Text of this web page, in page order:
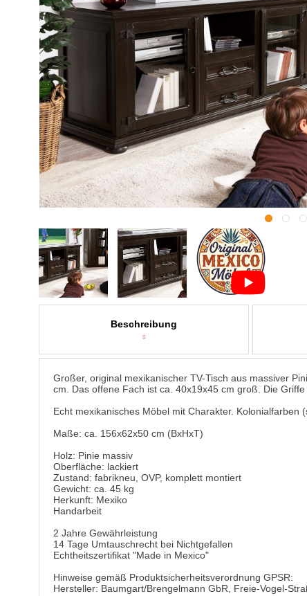
Beschreibung
Großer, original mexikanischer TV-Tisch aus massiver
cm. Das offene Fach ist ca. 40x19x45 cm groß. Die
Echt mexikanisches Möbel mit Charakter.
Maße: ca. 156x62x50 cm (BxHxT)
Holz: Pinie massiv
Oberfläche: lackiert
Zustand: fabrikneu, OVP, komplett montiert
Gewicht: ca. 45 kg
Herkunft: Mexiko
Handarbeit
2 Jahre Gewährleistung
14 Tage Umtauschrecht bei Nichtgefallen
Echtheitszertifikat "Made in Mexico"
Hinweise gemäß Produktsicherheitsverordnung GPSR:
Hersteller: Baumgart/Brengelmann GbR, Freie-Vogel-